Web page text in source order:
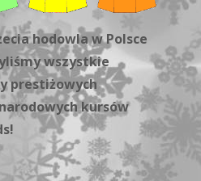
hodowla w Polsce
wszystkie
prestiżowych
kursów